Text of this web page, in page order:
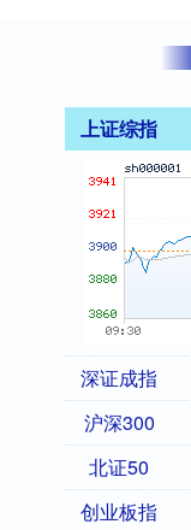
上证综指
深证成指
沪深300
北证50
创业板指